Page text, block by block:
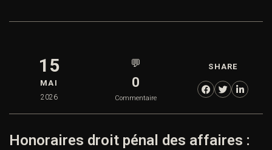
15
MAI
2026
💬
0
Commentaire
SHARE
Honoraires droit pénal des affaires :